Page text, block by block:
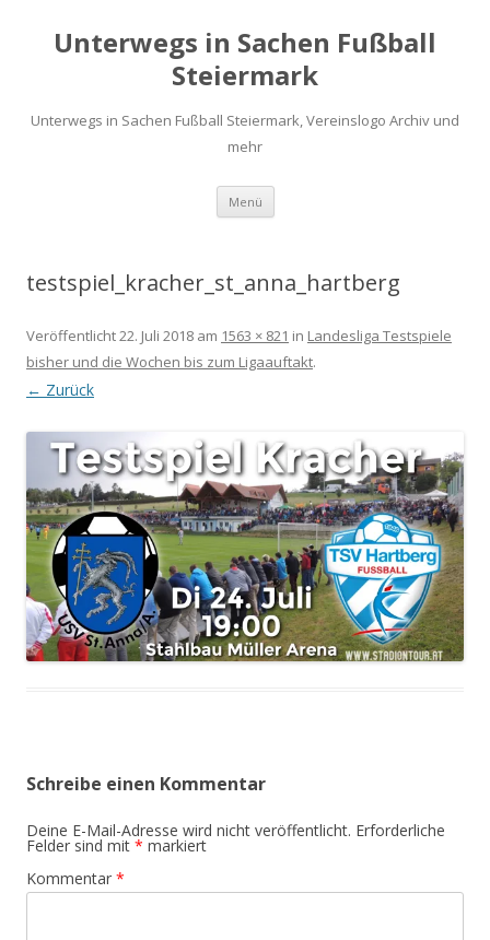
Unterwegs in Sachen Fußball
Steiermark
Unterwegs in Sachen Fußball Steiermark, Vereinslogo Archiv und
mehr
Menü Zum
springen
testspiel_kracher_st_anna_hartberg
Veröffentlicht22. Juli 2018 am 1563 × 821 in Landesliga Testspiele
bisher und die Wochen bis zum Ligaauftakt.
← Zurück
Schreibe einen Kommentar
Deine E-Mail-Adresse wird nicht veröffentlicht. Erforderliche
Felder sind mit * markiert
Kommentar *